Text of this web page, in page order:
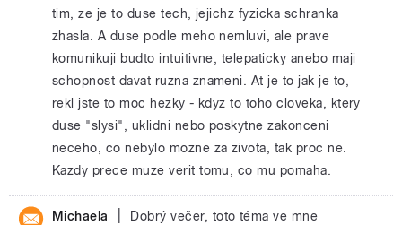
tim, ze je to duse tech, jejichz fyzicka schranka
zhasla. A duse podle meho nemluvi, ale prave
komunikuji budto intuitivne, telepaticky anebo maji
schopnost davat ruzna znameni. At je to jak je to,
rekl jste to moc hezky - kdyz to toho cloveka, ktery
duse "slysi", uklidni nebo poskytne zakonceni
neceho, co nebylo mozne za zivota, tak proc ne.
Kazdy prece muze verit tomu, co mu pomaha.
Michaela
Dobrý večer, toto téma ve mne